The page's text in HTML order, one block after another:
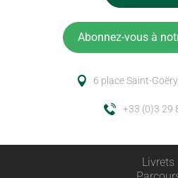
Abonnez-vous à
6 place Saint-
+33 (0)3 29
Livrets